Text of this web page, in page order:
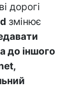
дорогі
змінює
до іншого